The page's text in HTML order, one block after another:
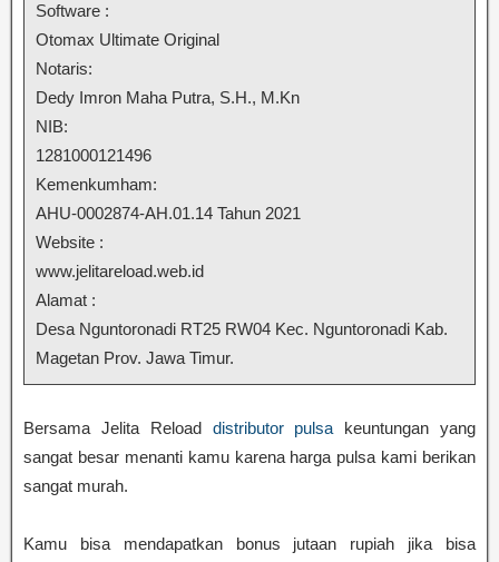
Software :
Otomax Ultimate Original
Notaris:
Dedy Imron Maha Putra, S.H., M.Kn
NIB:
1281000121496
Kemenkumham:
AHU-0002874-AH.01.14 Tahun 2021
Website :
www.jelitareload.web.id
Alamat :
Desa Nguntoronadi RT25 RW04 Kec. Nguntoronadi Kab.
Magetan Prov. Jawa Timur.
Bersama Jelita Reload distributor pulsa keuntungan yang
sangat besar menanti kamu karena harga pulsa kami berikan
sangat murah.
Kamu bisa mendapatkan bonus jutaan rupiah jika bisa